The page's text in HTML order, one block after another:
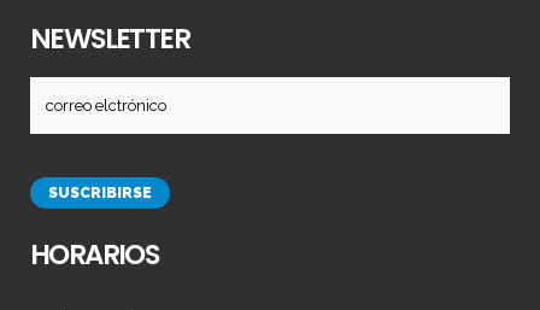
NEWSLETTER
HORARIOS